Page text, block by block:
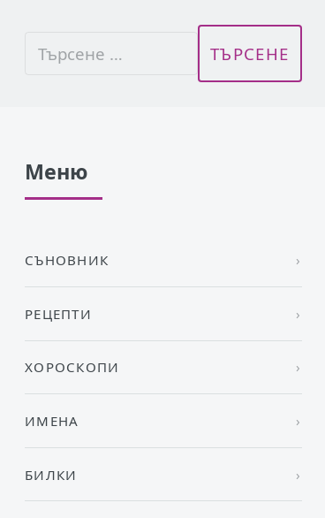
Меню
СЪНОВНИК
РЕЦЕПТИ
ХОРОСКОПИ
ИМЕНА
БИЛКИ